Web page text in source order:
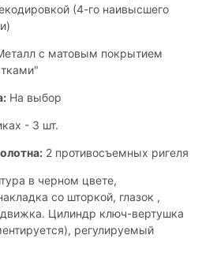
(4-го наивысшего
с матовым покрытием
На выбор
- 3 шт.
2 противосъемных ригеля
в черном цвете,
со шторкой, глазок ,
Цилиндр ключ-вертушка
регулируемый